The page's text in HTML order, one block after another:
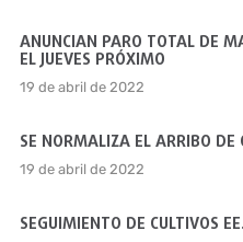
ANUNCIAN PARO TOTAL DE
EL JUEVES PRÓXIMO
19 de abril de 2022
SE NORMALIZA EL ARRIBO DE
19 de abril de 2022
SEGUIMIENTO DE CULTIVOS